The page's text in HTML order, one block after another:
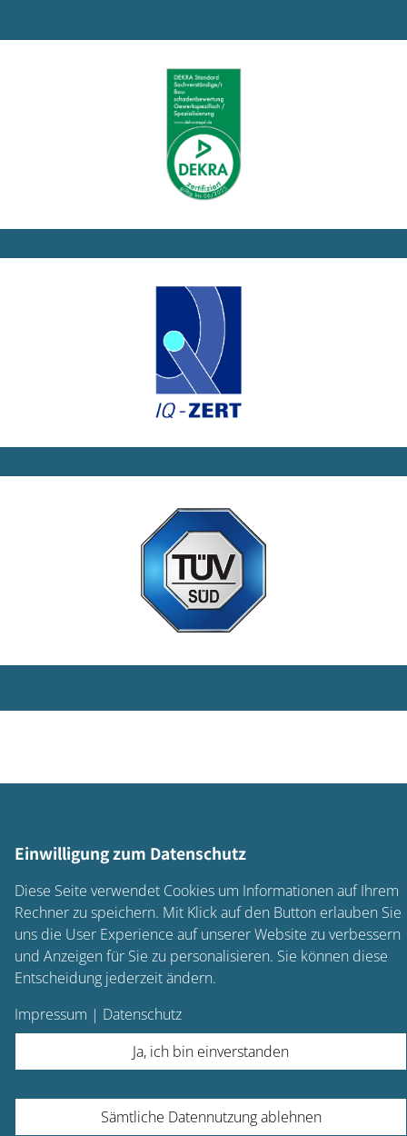
Einwilligung zum Datenschutz
Diese Seite verwendet Cookies um Informationen auf Ihrem
Rechner zu speichern. Mit Klick auf den Button erlauben Sie
uns die User Experience auf unserer Website zu verbessern
und Anzeigen für Sie zu personalisieren. Sie können diese
Entscheidung jederzeit ändern.
Impressum | Datenschutz
Ja, ich bin einverstanden
Sämtliche Datennutzung ablehnen